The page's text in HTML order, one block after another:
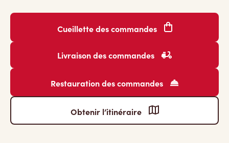
Cueillette des commandes
Livraison des commandes
Restauration des commandes
Obtenir l’itinéraire